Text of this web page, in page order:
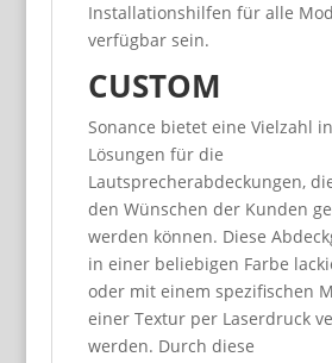
Installationshilfen für alle
verfügbar sein.
CUSTOM
Sonance bietet eine Vielzahl
Lösungen für die
Lautsprecherabdeckungen,
den Wünschen der Kunden
werden können. Diese
in einer beliebigen Farbe
oder mit einem spezifischen
einer Textur per Laserdruck
werden. Durch diese